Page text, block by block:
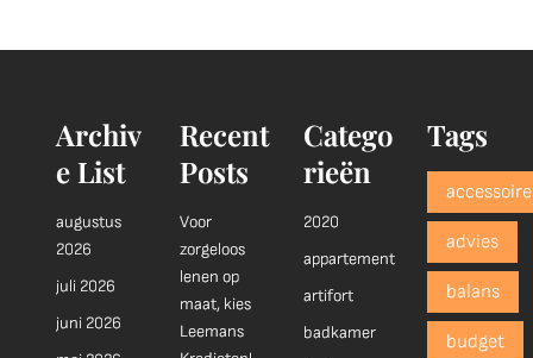
Archiv
e List
augustus
2026
juli 2026
juni 2026
Recent
Posts
Voor
zorgeloos
lenen op
maat, kies
Leemans
Catego
rieën
2020
appartement
artifort
badkamer
Tags
advies
balans
budget